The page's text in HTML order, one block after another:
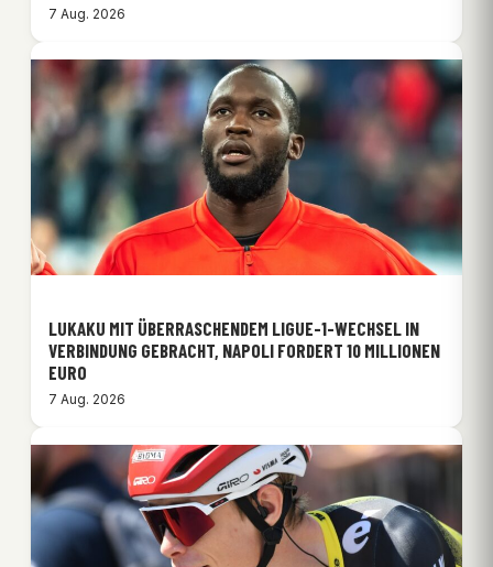
7 Aug. 2026
LUKAKU MIT ÜBERRASCHENDEM LIGUE-1-WECHSEL IN
VERBINDUNG GEBRACHT, NAPOLI FORDERT 10 MILLIONEN
EURO
7 Aug. 2026